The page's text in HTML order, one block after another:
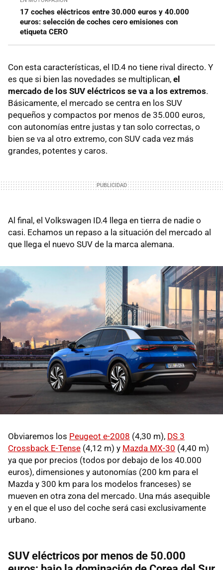
17 coches eléctricos entre 30.000 euros y 40.000
euros: selección de coches cero emisiones con
etiqueta CERO
Con esta características, el ID.4 no tiene rival directo. Y
es que si bien las novedades se multiplican, el
mercado de los SUV eléctricos se va a los extremos.
Básicamente, el mercado se centra en los SUV
pequeños y compactos por menos de 35.000 euros,
con autonomías entre justas y tan solo correctas, o
bien se va al otro extremo, con SUV cada vez más
grandes, potentes y caros.
Al final, el Volkswagen ID.4 llega en tierra de nadie o
casi. Echamos un repaso a la situación del mercado al
que llega el nuevo SUV de la marca alemana.
Obviaremos los Peugeot e-2008 (4,30 m), DS 3
Crossback E-Tense (4,12 m) y Mazda MX-30 (4,40 m)
ya que por precios (todos por debajo de los 40.000
euros), dimensiones y autonomías (200 km para el
Mazda y 300 km para los modelos franceses) se
mueven en otra zona del mercado. Una más asequible
y en el que el uso del coche será casi exclusivamente
urbano.
SUV eléctricos por menos de 50.000